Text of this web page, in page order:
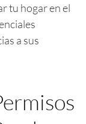
tu hogar en el
a sus